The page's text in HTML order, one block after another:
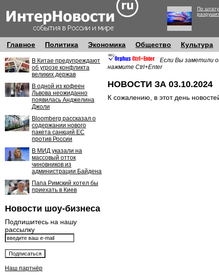
По
Главное Политика Экономика Общество Культура
В Китае предупреждают
об угрозе конфликта
великих держав
В одной из кофеен
Львова неожиданно
появилась Анджелина
Джоли
Bloomberg рассказал о
содержании нового
пакета санкций ЕС
против России
В МИД указали на
массовый отток
чиновников из
администрации Байдена
Папа Римский хотел бы
приехать в Киев
Новости шоу-бизнеса
Подпишитесь на нашу
рассылку
Наш партнёр
Если Вы заметили
нажмите Ctrl+Enter
НОВОСТИ ЗА 03.10.2024
К сожалению, в этот день